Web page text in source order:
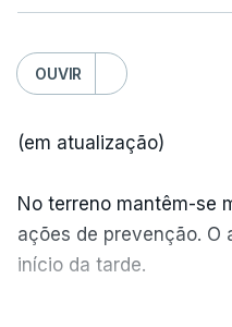
OUVIR
(em atualização)
No terreno mantêm-se
ações de prevenção. O
início da tarde.